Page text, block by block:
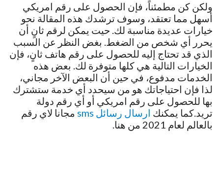
ولكن كن مطمئناً، فإن الحصول على رقم امريكي
أسهل مما تعتقد، وسوف ترشدك هذه المقالة نحو
خيارات عديدة مناسبة لك. حيت يمكن لرقم ثانٍ أن
يحرر أي شخص من الضغط. بغض النظر عن السبب
الذي قد تحتاج إليه للحصول على رقم هاتف ثانٍ، فإن
الخيارات التالية هي كلها متوفرة لك. بعض هذه
الخدمات مدفوع، في حين أن البعض الآخر مجاني،
لذا فإن احتياجاتك هو من سيحدد أي خدمة ستشترك
بها للحصول على رقم امريكي أو أي رقم دولة
تريد.كما يمكنك ارسال رسائل sms
مجانا لاي رقم
بالعالم لعام 2021 من هنا.